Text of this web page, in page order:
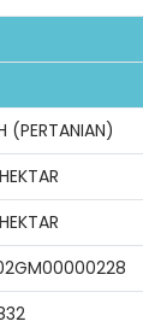
(PERTANIAN)